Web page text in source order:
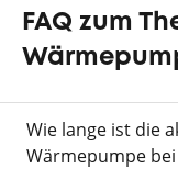
FAQ zum
Wie lange ist die
Wärmepumpe